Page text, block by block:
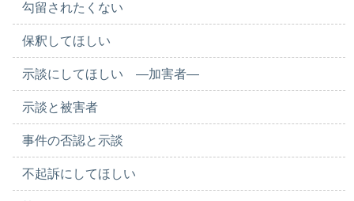
勾留されたくない
保釈してほしい
示談にしてほしい ―加害者―
示談と被害者
事件の否認と示談
不起訴にしてほしい